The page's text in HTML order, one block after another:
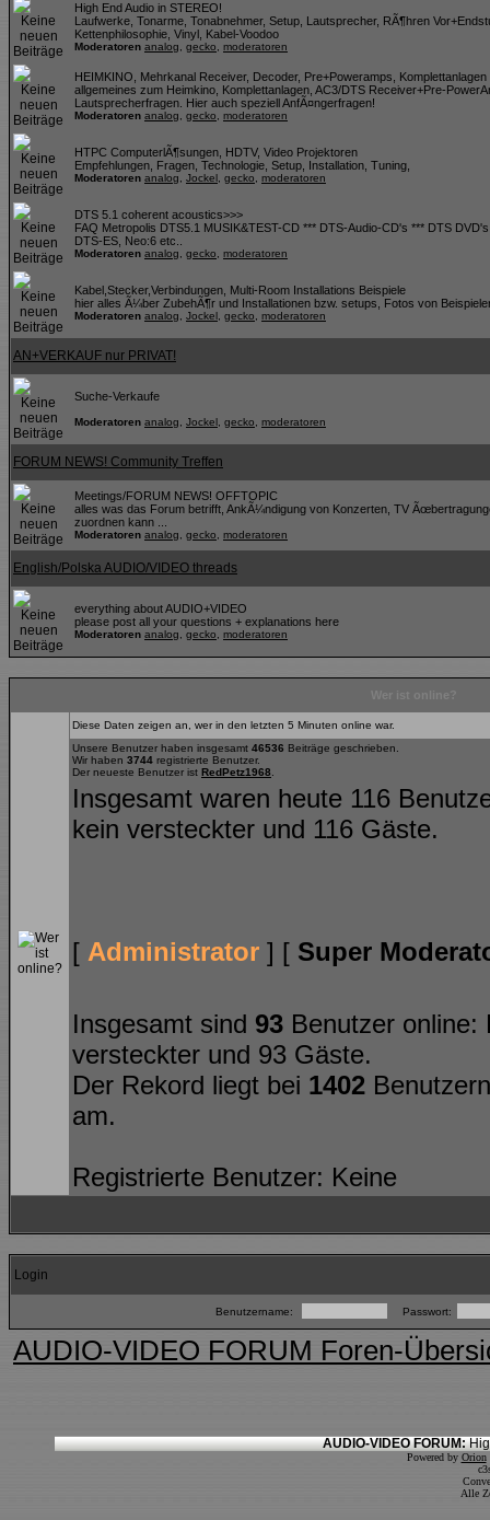
High End Audio in STEREO!
Laufwerke, Tonarme, Tonabnehmer, Setup, Lautsprecher, RÃ¶hren
Kettenphilosophie, Vinyl, Kabel-Voodoo
Moderatoren analog gecko moderatoren
HEIMKINO, Mehrkanal Receiver, Decoder, Pre+Poweramps, Komplettanlagen
allgemeines zum Heimkino, Komplettanlagen, AC3/DTS Receiver+Pre-
Lautsprecherfragen. Hier auch speziell AnfÃ¤ngerfragen!
Moderatoren analog gecko moderatoren
HTPC ComputerlÃ¶sungen, HDTV, Video Projektoren
Empfehlungen, Fragen, Technologie, Setup, Installation, Tuning,
Moderatoren analog Jockel gecko moderatoren
DTS 5.1 coherent acoustics>>>
FAQ Metropolis DTS5.1 MUSIK&TEST-CD *** DTS-Audio-CD's *** DTS
DTS-ES, Neo:6 etc..
Moderatoren analog gecko moderatoren
Kabel,Stecker,Verbindungen, Multi-Room Installations Beispiele
hier alles Ã¼ber ZubehÃ¶r und Installationen bzw. setups, Fotos von
Moderatoren analog Jockel gecko moderatoren
AN+VERKAUF nur PRIVAT!
Suche-Verkaufe
Moderatoren analog Jockel gecko moderatoren
FORUM NEWS! Community Treffen
Meetings/FORUM NEWS! OFFTOPIC
alles was das Forum betrifft, AnkÃ¼ndigung von Konzerten, TV
zuordnen kann ...
Moderatoren analog gecko moderatoren
English/Polska AUDIO/VIDEO threads
everything about AUDIO+VIDEO
please post all your questions + explanations here
Moderatoren analog gecko moderatoren
Diese Daten zeigen an, wer in den letzten 5 Minuten online war.
Unsere Benutzer haben insgesamt 46536 Beiträge geschrieben.
Wir haben 3744 registrierte Benutzer.
Der neueste Benutzer ist RedPetz1968
Insgesamt waren heute 116
kein versteckter und 116 Gäste.
[ Administrator ] [ Super
Insgesamt sind 93 Benutzer online:
versteckter und 93 Gäste.
Der Rekord liegt bei 1402
am.
Registrierte Benutzer: Keine
Login
Benutzername: Passwort:
AUDIO-VIDEO FORUM Foren-
AUDIO-VIDEO FORUM:
Powered by Orion
Alle